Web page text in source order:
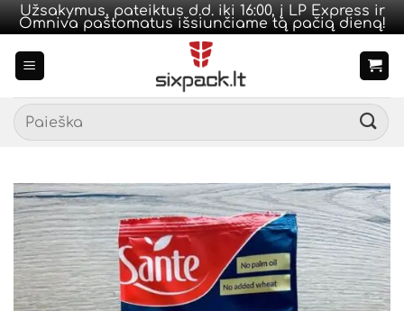
Užsakymus, pateiktus d.d. iki 16:00, į LP Express ir
Omniva paštomatus išsiunčiame tą pačią dieną!
Ieškoti: